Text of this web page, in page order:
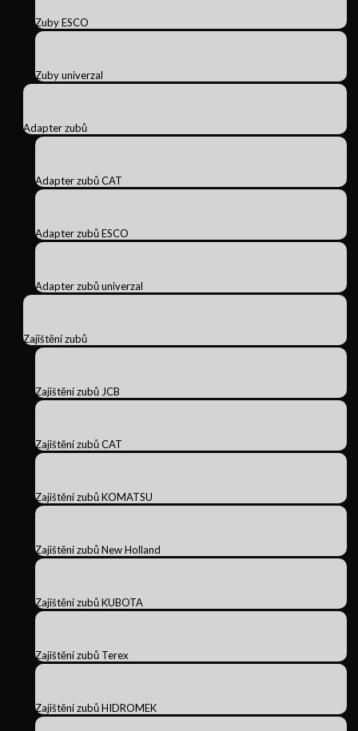
Zuby ESCO
Zuby univerzal
Adapter zubů
Adapter zubů CAT
Adapter zubů ESCO
Adapter zubů univerzal
Zajištění zubů
Zajištění zubů JCB
Zajištění zubů CAT
Zajištění zubů KOMATSU
Zajištění zubů New Holland
Zajištění zubů KUBOTA
Zajištění zubů Terex
Zajištění zubů HIDROMEK